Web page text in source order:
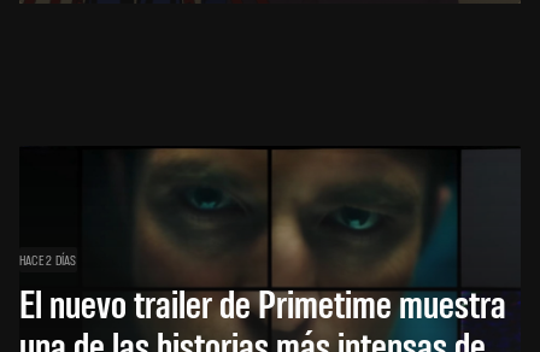
HACE 2 DÍAS
El nuevo trailer de Primetime muestra